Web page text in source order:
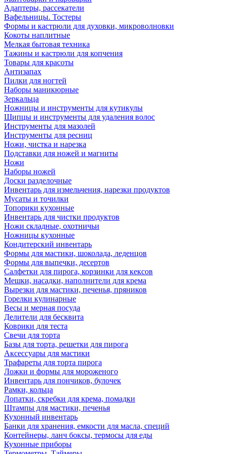
Адаптеры, рассекатели
Вафельницы. Тостеры
Формы и кастрюли для духовки, микроволновки
Кокоты наплитные
Мелкая бытовая техника
Тажины и кастрюли для копчения
Товары для красоты
Антизапах
Пилки для ногтей
Наборы маникюрные
Зеркальца
Ножницы и инструменты для кутикулы
Щипцы и инструменты для удаления волос
Инструменты для мазолей
Инструменты для ресниц
Ножи, чистка и нарезка
Подставки для ножей и магниты
Ножи
Наборы ножей
Доски разделочные
Инвентарь для измельчения, нарезки продуктов
Мусаты и точилки
Топорики кухонные
Инвентарь для чистки продуктов
Ножи складные, охотничьи
Ножницы кухонные
Кондитерский инвентарь
Формы для мастики, шоколада, леденцов
Формы для выпечки, десертов
Салфетки для пирога, корзинки для кексов
Мешки, насадки, наполнители для крема
Вырезки для мастики, печенья, пряников
Горелки кулинарные
Весы и мерная посуда
Делители для бесквита
Коврики для теста
Свечи для торта
Базы для торта, решетки для пирога
Аксессуары для мастики
Трафареты для торта пирога
Ложки и формы для мороженого
Инвентарь для пончиков, булочек
Рамки, кольца
Лопатки, скребки для крема, помадки
Штампы для мастики, печенья
Кухонный инвентарь
Банки для хранения, емкости для масла, специй
Контейнеры, ланч боксы, термосы для еды
Кухонные приборы